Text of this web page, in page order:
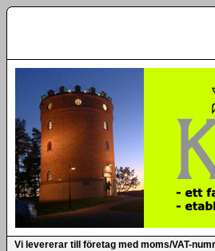
Vi levererar till företag med moms/VAT-